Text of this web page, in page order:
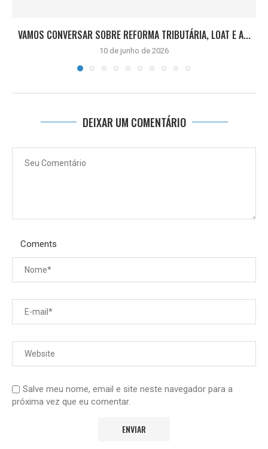
VAMOS CONVERSAR SOBRE REFORMA TRIBUTÁRIA, LOAT E A...
10 de junho de 2026
DEIXAR UM COMENTÁRIO
Coments
Salve meu nome, email e site neste navegador para a
próxima vez que eu comentar.